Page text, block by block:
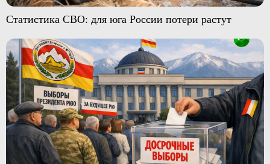
Статистика СВО: для юга России потери растут